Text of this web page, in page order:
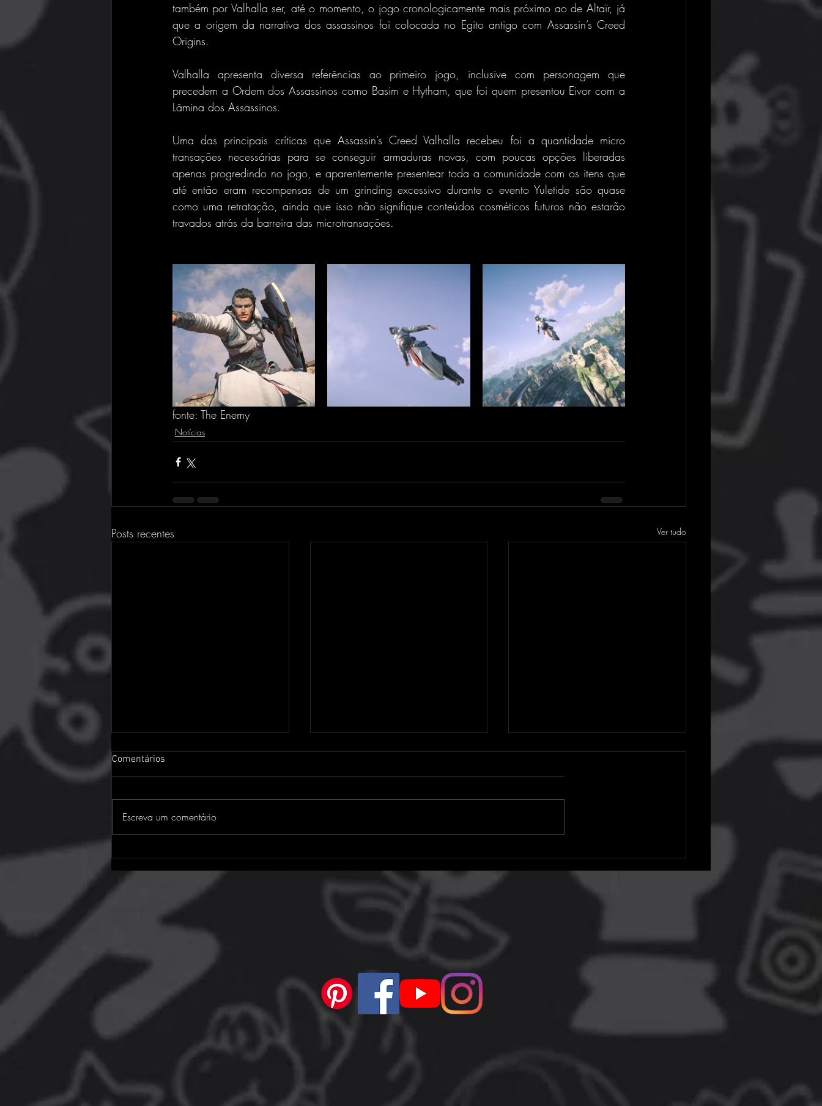
também por Valhalla ser, até o momento, o jogo cronologicamente mais próximo ao de Altaïr, já
que a origem da narrativa dos assassinos foi colocada no Egito antigo com Assassin’s Creed
Origins.
Valhalla apresenta diversa referências ao primeiro jogo, inclusive com personagem que
precedem a Ordem dos Assassinos como Basim e Hytham, que foi quem presentou Eivor com a
Lâmina dos Assassinos.
Uma das principais críticas que Assassin’s Creed Valhalla recebeu foi a quantidade micro
transações necessárias para se conseguir armaduras novas, com poucas opções liberadas
apenas progredindo no jogo, e aparentemente presentear toda a comunidade com os itens que
até então eram recompensas de um grinding excessivo durante o evento Yuletide são quase
como uma retratação, ainda que isso não signifique conteúdos cosméticos futuros não estarão
travados atrás da barreira das microtransações.
fonte: The Enemy
Notícias
Posts recentes Ver tudo
breve! Veja a lista completa
para resgatar
Comentários
Escreva um comentário